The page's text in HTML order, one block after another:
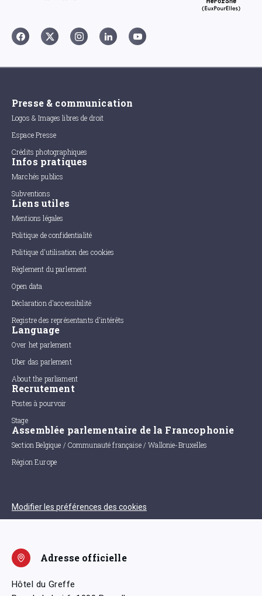
Presse & communication
Logos & Images libres de droit
Espace Presse
Crédits photographiques
Infos pratiques
Marchés publics
Subventions
Liens utiles
Mentions légales
Politique de confidentialité
Politique d'utilisation des cookies
Règlement du parlement
Open data
Déclaration d'accessibilité
Registre des représentants d'intérêts
Language
Over het parlement
Uber das parlement
About the parliament
Recrutement
Postes à pourvoir
Stage
Assemblée parlementaire de la Francophonie
Section Belgique / Communauté française / Wallonie-Bruxelles
Région Europe
Modifier les préférences des cookies
Adresse officielle
Hôtel du Greffe